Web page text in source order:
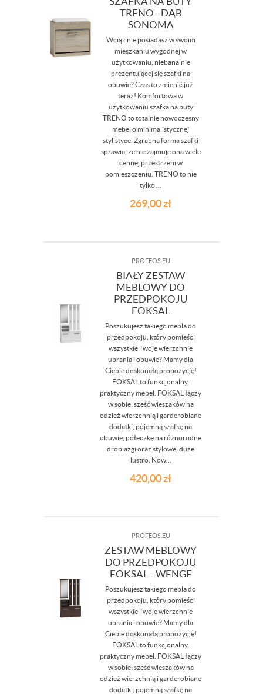
TRENO - DĄB
SONOMA
Wciąż nie posiadasz w swoim
mieszkaniu wygodnej w
użytkowaniu, niebanalnie
prezentującej się szafki na
obuwie? Czas to zmienić już
teraz! Komfortowa w
użytkowaniu szafka na buty
TRENO to totalnie nowoczesny
mebel o minimalistycznej
stylistyce. Zgrabna forma szafki
sprawia, że nie zajmuje ona wiele
cennej przestrzeni w
pomieszczeniu. TRENO to nie
tylko ...
269,00zł
PROFEOS.EU
BIAŁY ZESTAW
MEBLOWY DO
PRZEDPOKOJU
FOKSAL
Poszukujesz takiego mebla do
przedpokoju, który pomieści
wszystkie Twoje wierzchnie
ubrania i obuwie? Mamy dla
Ciebie doskonałą propozycję!
FOKSAL to funkcjonalny,
praktyczny mebel. FOKSAL łączy
w sobie: sześć wieszaków na
odzież wierzchnią i garderobiane
dodatki, pojemną szafkę na
obuwie, półeczkę na różnorodne
drobiazgi oraz stylowe, duże
lustro. Now...
420,00zł
PROFEOS.EU
ZESTAW MEBLOWY
DO PRZEDPOKOJU
FOKSAL - WENGE
Poszukujesz takiego mebla do
przedpokoju, który pomieści
wszystkie Twoje wierzchnie
ubrania i obuwie? Mamy dla
Ciebie doskonałą propozycję!
FOKSAL to funkcjonalny,
praktyczny mebel. FOKSAL łączy
w sobie: sześć wieszaków na
odzież wierzchnią i garderobiane
dodatki, pojemną szafkę na